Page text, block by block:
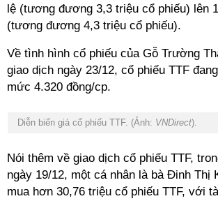
lệ (tương đương 3,3 triệu cổ phiếu) lên
(tương đương 4,3 triệu cổ phiếu).
Về tình hình cổ phiếu của Gỗ Trường
giao dịch ngày 23/12, cổ phiếu TTF
mức 4.320 đồng/cp.
Diễn biến giá cổ phiếu TTF. (Ảnh: VNDirect).
Nói thêm về giao dịch cổ phiếu TTF,
ngày 19/12, một cá nhân là bà Đinh Thị
mua hơn 30,76 triệu cổ phiếu TTF, với